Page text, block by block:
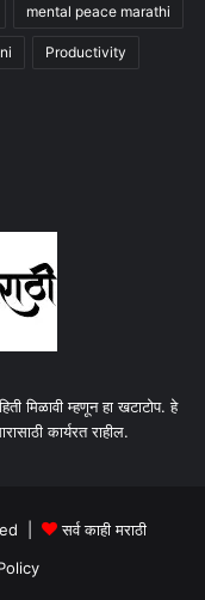
mental peace marathi
Productivity
मिळावी म्हणून हा खटाटोप. हे
कार्यरत राहील.
|
सर्व काही मराठी